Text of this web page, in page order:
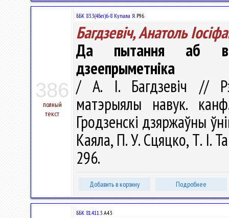
386
полный
текст
ББК 83.3(4Беі)6-8 Купала Я.Р96
Багдзевіч, Анатоль
Да пытання аб
дзеепрыметніка
/ А. I. Багдзевіч //
матэрыялы навук.
Гродзенскi дзяржаўны
Каяла, П. У. Сцяцко, Т. І.
296.
Добавить в корзину Подробнее
ББК 81.411.3 А43